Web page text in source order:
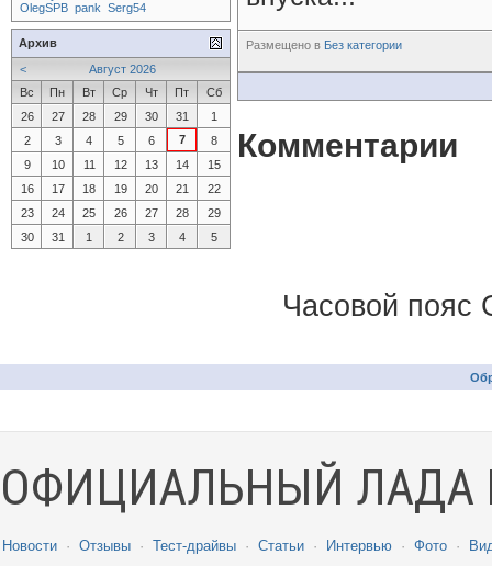
Размещено в Без категории
Комментарии
OlegSPB pank Serg54
Архив
<
Август 2026
Вс
Пн Вт Ср Чт Пт
Сб
26
27 28 29 30 31
1
2
3 4 5 6 7
8
9
10 11 12 13 14
15
16
17 18 19 20 21
22
23
24 25 26 27 28
29
30
31 1 2 3 4 5
Часовой пояс
ОФИЦИАЛЬНЫЙ ЛАДА
Новости · Отзывы · Тест-драйвы · Статьи · Интервью · Фото ·